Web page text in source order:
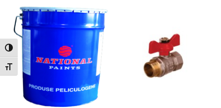
Toggle High Contrast
Toggle Font size